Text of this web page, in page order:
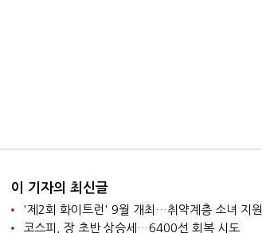
이 기자의 최신글
'제2회 화이트런' 9월 개최…취약계층 소녀 지원
코스피, 장 초반 상승세…6400선 회복 시도